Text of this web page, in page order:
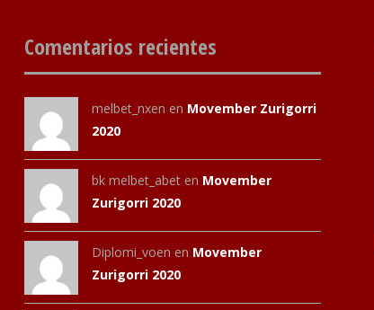
Comentarios recientes
melbet_nxen en Movember Zurigorri
2020
bk melbet_abet en Movember
Zurigorri 2020
Diplomi_voen en Movember
Zurigorri 2020